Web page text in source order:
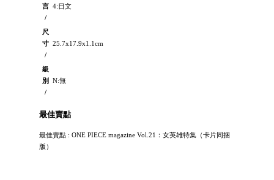
言
/
4:日文
尺
寸
/
25.7x17.9x1.1cm
級
別
/
N:無
最佳賣點
最佳賣點 : ONE PIECE magazine Vol.21：女英雄特集（卡片同捆
版）